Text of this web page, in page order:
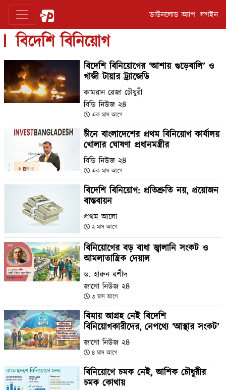
ডাউনলোড অ্যাপ লগইন
বিদেশি বিনিয়োগ
বিদেশি বিনিয়োগের ‘আশায় গুড়েবালি’ ও
গাজী টায়ার ট্র্যাজেডি
কামরান রেজা চৌধুরী
বিডি নিউজ ২৪
এক মাস আগে
চীনে বাংলাদেশের প্রথম বিনিয়োগ কার্যালয়
খোলার ঘোষণা প্রধানমন্ত্রীর
বিডি নিউজ ২৪
এক মাস আগে
বিদেশি বিনিয়োগ: প্রতিশ্রুতি নয়, প্রয়োজন
বাস্তবায়ন
প্রথম আলো
২ মাস আগে
বিনিয়োগের বড় বাধা জ্বালানি সংকট ও
আমলাতান্ত্রিক দেয়াল
ড. হারুন রশীদ
জাগো নিউজ ২৪
৩ মাস আগে
বিমায় আগ্রহ নেই বিদেশি
বিনিয়োগকারীদের, নেপথ্যে ‘আস্থার সংকট’
জাগো নিউজ ২৪
৪ মাস আগে
বিনিয়োগে চমক নেই, আশিক চৌধুরীর
চমক কোথায়